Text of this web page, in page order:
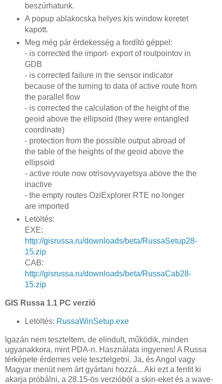
beszúrhatunk.
A popup ablakocska helyes kis window keretet
kapott.
Meg még pár érdekesség a fordító géppel:
- is corrected the import- export of routpointov in
GDB
- is corrected failure in the sensor indicator
because of the turning to data of active route from
the parallel flow
- is corrected the calculation of the height of the
geoid above the ellipsoid (they were entangled
coordinate)
- protection from the possible output abroad of
the table of the heights of the geoid above the
ellipsoid
- active route now otrisovyvayetsya above the the
inactive
- the empty routes OziExplorer RTE no longer
are imported
Letöltés:
EXE:
http://gisrussa.ru/downloads/beta/RussaSetup28-
15.zip
CAB:
http://gisrussa.ru/downloads/beta/RussaCab28-
15.zip
GIS Russa 1.1 PC verzió
Letöltés: RussaWinSetup.exe
Igazán nem teszteltem, de elindult, működik, minden
ugyanakkora, mint PDA-n. Használata ingyenes! A Russa
térképete érdemes vele tesztelgetni. Ja, és Angol vagy
Magyar menüt nem árt gyártani hozzá... Aki ezt a fentit ki
akarja próbálni, a 28.15-ös verzióból a skin-eket és a wave-